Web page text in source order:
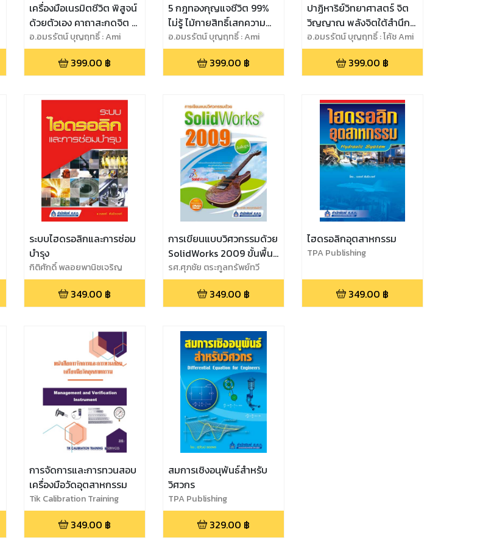
เครื่องมือเนรมิตชีวิต พิสูจน์
ด้วยตัวเอง คาถาสะกดจิต 21
วัน พิชิตเป้าหมาย การันตี
ผลลัพธ์ รับรองโดย
วิทยาศาสตร์
อ.อมรรัตน์ บุญฤทธิ์ : Ami
Lawyer
399.00 ฿
5 กฎทองกุญแจชีวิต 99%
ไม่รู้ ไม้กายสิทธิ์เสกความ
สำเร็จ เร่งลัดให้เกิดผลลัพธ์
ตามที่ปรารถนา
อ.อมรรัตน์ บุญฤทธิ์ : Ami
Lawyer
399.00 ฿
ปาฏิหาริย์วิทยาศาสตร์ จิต
วิญญาณ พลังจิตใต้สำนึก
ดึงดูดความสำเร็จ รวดเร็ว
และแรง
อ.อมรรัตน์ บุญฤทธิ์ : โค้ช Ami
Lawyer
399.00 ฿
ระบบไฮดรอลิกและการซ่อม
บำรุง
กิติศักดิ์ พลอยพานิชเจริญ
349.00 ฿
การเขียนแบบวิศวกรรมด้วย
SolidWorks 2009 ขั้นพื้น
ฐาน
รศ.ศุภชัย ตระกูลทรัพย์ทวี
349.00 ฿
ไฮดรอลิกอุตสาหกรรม
TPA Publishing
349.00 ฿
การจัดการและการทวนสอบ
เครื่องมือวัดอุตสาหกรรม
Tik Calibration Training
349.00 ฿
สมการเชิงอนุพันธ์สำหรับ
วิศวกร
TPA Publishing
329.00 ฿